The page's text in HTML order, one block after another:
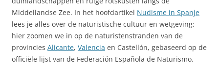
Middellandse Zee. In het hoofdartikel Nudisme in Spanje
lees je alles over de naturistische cultuur en wetgeving;
hier zoomen we in op de naturistenstranden van de
provincies Alicante, Valencia en Castellón, gebaseerd op de
officiële lijst van de Federación Española de Naturismo.